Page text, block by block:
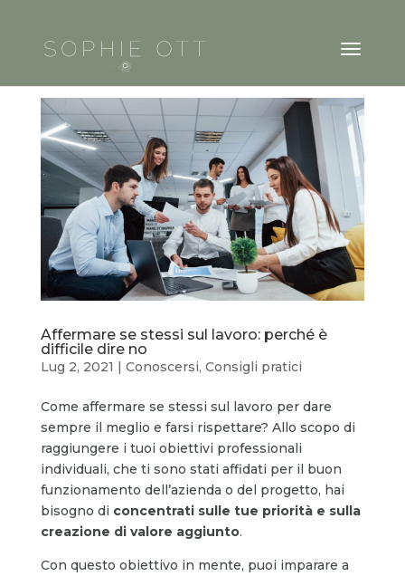
Affermare se stessi sul lavoro: perché è
difficile dire no
Lug 2, 2021 | Conoscersi, Consigli pratici
Come affermare se stessi sul lavoro per dare
sempre il meglio e farsi rispettare? Allo scopo di
raggiungere i tuoi obiettivi professionali
individuali, che ti sono stati affidati per il buon
funzionamento dell’azienda o del progetto, hai
bisogno di concentrati sulle tue priorità e sulla
creazione di valore aggiunto.
Con questo obiettivo in mente, puoi imparare a